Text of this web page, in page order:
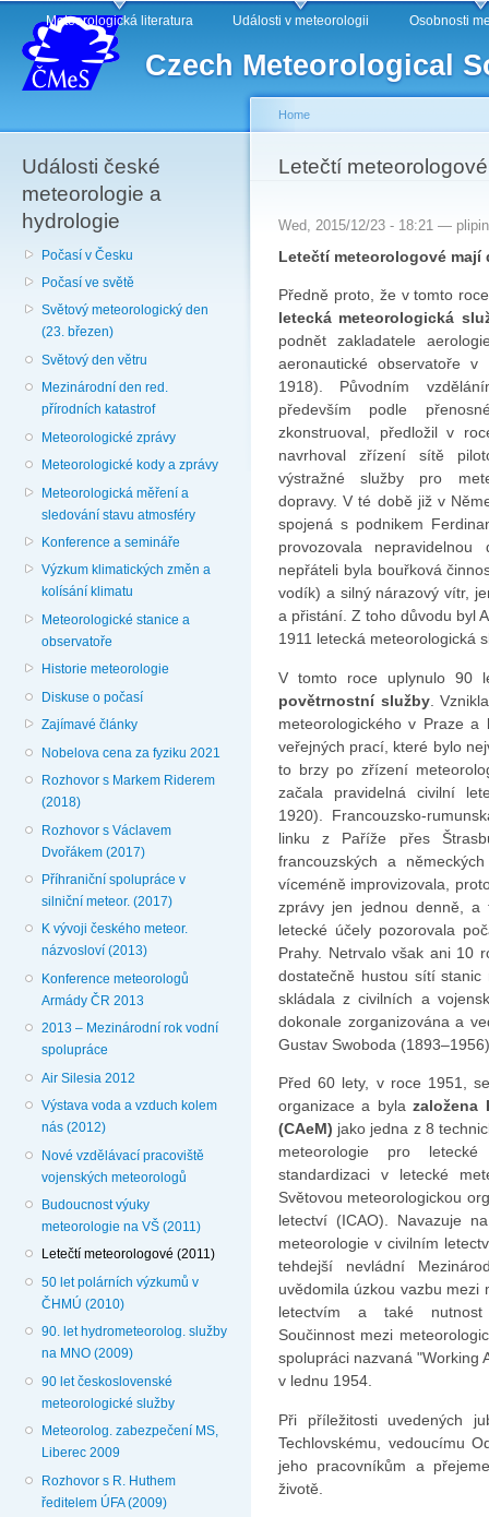
Czech Meteorological
Main menu
Meteorologická literatura Události v meteorologii Osobnosti
Události české
meteorologie a
hydrologie
Počasí v Česku
Počasí ve světě
Světový meteorologický den
(23. březen)
Světový den větru
Mezinárodní den red.
přírodních katastrof
Meteorologické zprávy
Meteorologické kody a zprávy
Meteorologická měření a
sledování stavu atmosféry
Konference a semináře
Výzkum klimatických změn a
kolísání klimatu
Meteorologické stanice a
observatoře
Historie meteorologie
Diskuse o počasí
Zajímavé články
Nobelova cena za fyziku 2021
Rozhovor s Markem Riderem
(2018)
Rozhovor s Václavem
Dvořákem (2017)
Příhraniční spolupráce v
silniční meteor. (2017)
K vývoji českého meteor.
názvosloví (2013)
Konference meteorologů
Armády ČR 2013
2013 – Mezinárodní rok vodní
spolupráce
Air Silesia 2012
Výstava voda a vzduch kolem
nás (2012)
Nové vzdělávací pracoviště
vojenských meteorologů
Budoucnost výuky
meteorologie na VŠ (2011)
Letečtí meteorologové (2011)
50 let polárních výzkumů v
ČHMÚ (2010)
90. let hydrometeorolog. služby
na MNO (2009)
90 let československé
meteorologické služby
Meteorolog. zabezpečení MS,
Liberec 2009
Rozhovor s R. Huthem
ředitelem ÚFA (2009)
You are here
Home
Letečtí meteorologové
Wed, 2015/12/23 - 18:21 —
Letečtí meteorologové mají
Předně proto, že v tomto
letecká meteorologická
podnět zakladatele
aeronautické observatoře v
1918). Původním
především podle
zkonstruoval, předložil v
navrhoval zřízení sítě
výstražné služby pro
dopravy. V té době již v
spojená s podnikem
provozovala
nepřáteli byla bouřková
vodík) a silný nárazový vítr,
a přistání. Z toho důvodu byl
1911 letecká meteorologická
V tomto roce uplynulo 90
povětrnostní služby.
meteorologického v Praze a
veřejných prací, které bylo
to brzy po zřízení
začala pravidelná civilní
1920). Francouzsko-
linku z Paříže přes
francouzských a
víceméně improvizovala,
zprávy jen jednou denně,
letecké účely pozorovala
Prahy. Netrvalo však ani 10
dostatečně hustou sítí
skládala z civilních a
dokonale zorganizována a
Gustav Swoboda
Před 60 lety, v roce 1951,
organizace a bylazaložena
(CAeM) jako jedna z 8
meteorologie pro
standardizaci v letecké
Světovou meteorologickou
letectví (ICAO). Navazuje
meteorologie v civilním
tehdejší nevládní
uvědomila úzkou vazbu
letectvím a také nutnost
Součinnost mezi
spolupráci nazvaná "Working
v lednu 1954.
Při příležitosti uvedených
Techlovskému, vedoucímu
jeho pracovníkům a
životě.